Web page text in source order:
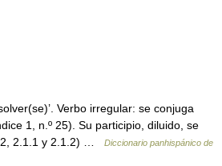
Verbo irregular: se conjuga
1, n.º 25). Su participio, diluido, se
2.1.1 y 2.1.2) …
Diccionario panhispánico de